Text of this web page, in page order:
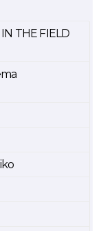
THE FIELD